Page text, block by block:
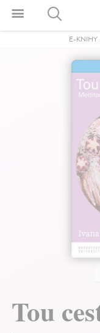
E-KNIHY
Tou